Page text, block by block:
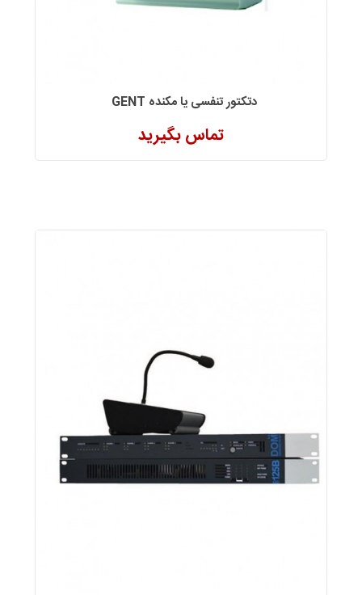
دتکتور تنفسی یا مکنده GENT
تماس بگیرید